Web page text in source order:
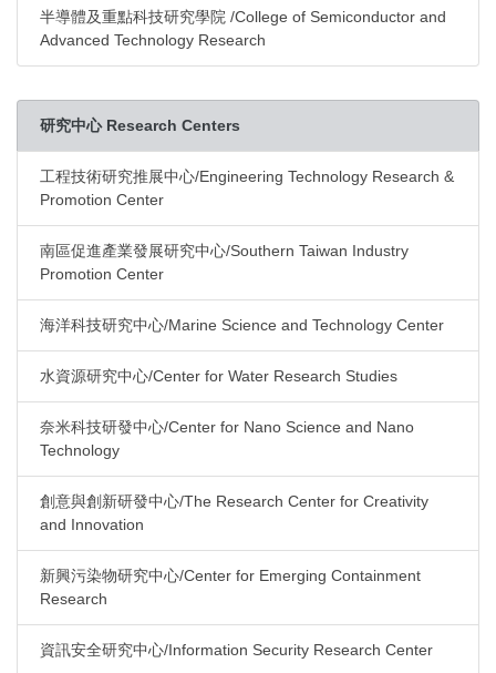
半導體及重點科技研究學院 /College of Semiconductor and
Advanced Technology Research
研究中心 Research Centers
工程技術研究推展中心/Engineering Technology Research &
Promotion Center
南區促進產業發展研究中心/Southern Taiwan Industry
Promotion Center
海洋科技研究中心/Marine Science and Technology Center
水資源研究中心/Center for Water Research Studies
奈米科技研發中心/Center for Nano Science and Nano
Technology
創意與創新研發中心/The Research Center for Creativity
and Innovation
新興污染物研究中心/Center for Emerging Containment
Research
資訊安全研究中心/Information Security Research Center